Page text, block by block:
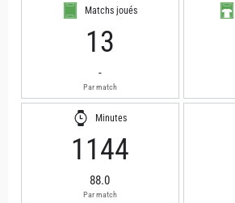
Matchs joués
13
-
Par match
Minutes
1144
88.0
Par match